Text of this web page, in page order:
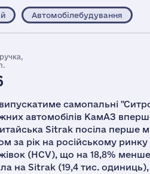
Автомобілебудування
самопальні
автомобілів КамАЗ
Sitrak посіла перше
за рік на російському
(HCV), що на 18,8%
на Sitrak (19,4 тис. одиниць),